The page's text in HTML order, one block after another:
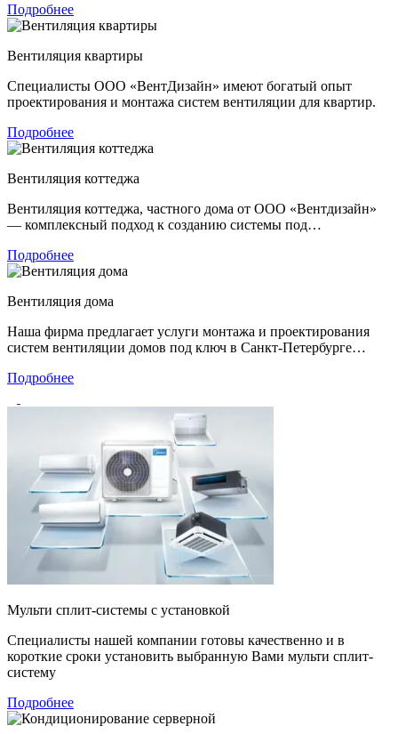
Подробнее
Вентиляция квартиры
Специалисты ООО «ВентДизайн» имеют богатый опыт
проектирования и монтажа систем вентиляции для квартир.
Подробнее
Вентиляция коттеджа
Вентиляция коттеджа, частного дома от ООО «Вентдизайн»
― комплексный подход к созданию системы под…
Подробнее
Вентиляция дома
Наша фирма предлагает услуги монтажа и проектирования
систем вентиляции домов под ключ в Санкт-Петербурге…
Подробнее
Мульти сплит-системы с установкой
Специалисты нашей компании готовы качественно и в
короткие сроки установить выбранную Вами мульти сплит-
систему
Подробнее